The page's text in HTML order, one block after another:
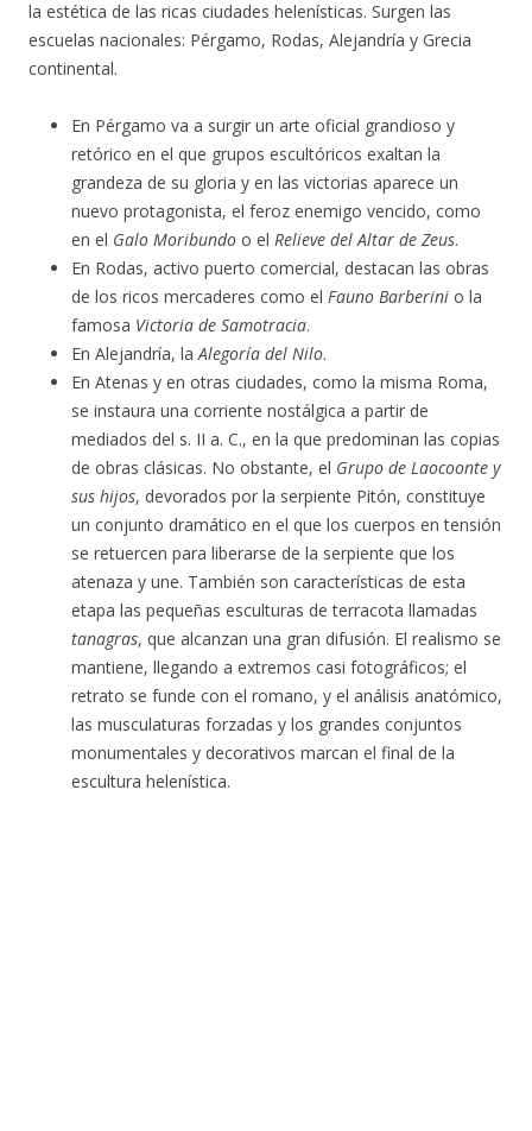
la estética de las ricas ciudades helenísticas. Surgen las
escuelas nacionales: Pérgamo, Rodas, Alejandría y Grecia
continental.
En Pérgamo va a surgir un arte oficial grandioso y
retórico en el que grupos escultóricos exaltan la
grandeza de su gloria y en las victorias aparece un
nuevo protagonista, el feroz enemigo vencido, como
en el Galo Moribundo o el Relieve del Altar de Zeus.
En Rodas, activo puerto comercial, destacan las obras
de los ricos mercaderes como el Fauno Barberini o la
famosa Victoria de Samotracia.
En Alejandría, laAlegoría del Nilo.
En Atenas y en otras ciudades, como la misma Roma,
se instaura una corriente nostálgica a partir de
mediados del s. II a. C., en la que predominan las copias
de obras clásicas. No obstante, el Grupo de Laocoonte y
sus hijos, devorados por la serpiente Pitón, constituye
un conjunto dramático en el que los cuerpos en tensión
se retuercen para liberarse de la serpiente que los
atenaza y une. También son características de esta
etapa las pequeñas esculturas de terracota llamadas
tanagras, que alcanzan una gran difusión. El realismo se
mantiene, llegando a extremos casi fotográficos; el
retrato se funde con el romano, y el análisis anatómico,
las musculaturas forzadas y los grandes conjuntos
monumentales y decorativos marcan el final de la
escultura helenística.